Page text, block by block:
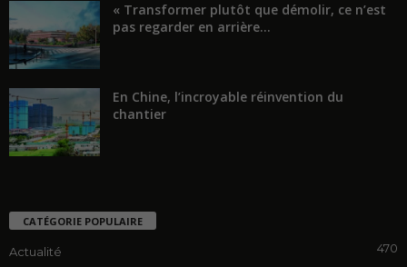
« Transformer plutôt que démolir, ce n’est
pas regarder en arrière...
En Chine, l’incroyable réinvention du
chantier
CATÉGORIE POPULAIRE
Actualité 470